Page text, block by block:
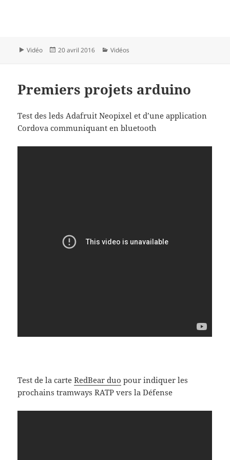
Format
Vidéo
Publié
20 avril 2016 Catégories
Vidéos
Premiers projets arduino
Test des leds Adafruit Neopixel et d’une application
Cordova communiquant en bluetooth
Test de la carteRedBear duo pour indiquer les
prochains tramways RATP vers la Défense